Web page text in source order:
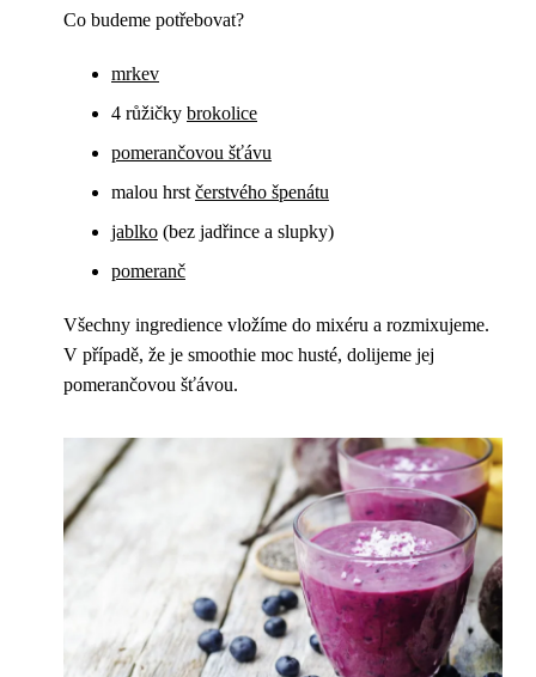
Co budeme potřebovat?
mrkev
4 růžičky brokolice
pomerančovou šťávu
malou hrst čerstvého špenátu
jablko (bez jadřince a slupky)
pomeranč
Všechny ingredience vložíme do mixéru a rozmixujeme.
V případě, že je smoothie moc husté, dolijeme jej
pomerančovou šťávou.